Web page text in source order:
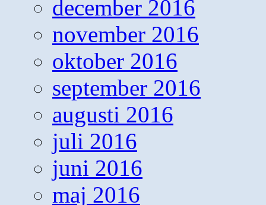
december 2016
november 2016
oktober 2016
september 2016
augusti 2016
juli 2016
juni 2016
maj 2016